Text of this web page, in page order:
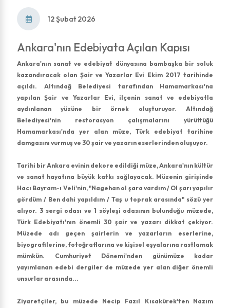
12 Şubat 2026
Ankara'nın Edebiyata Açılan Kapısı
Ankara'nın sanat ve edebiyat dünyasına bambaşka bir soluk
kazandıracak olan Şair ve Yazarlar Evi Ekim 2017 tarihinde
açıldı. Altındağ Belediyesi tarafından Hamamarkası'na
yapılan Şair ve Yazarlar Evi, ilçenin sanat ve edebiyatla
aydınlanan yüzüne bir örnek oluşturuyor. Altındağ
Belediyesi'nin restorasyon çalışmalarını yürüttüğü
Hamamarkası'nda yer alan müze, Türk edebiyat tarihine
damgasını vurmuş ve 30 şair ve yazarın eserlerinden oluşuyor.
Tarihi bir Ankara evinin dekore edildiği müze, Ankara'nın kültür
ve sanat hayatına büyük katkı sağlayacak. Müzenin girişinde
Hacı Bayram-ı Veli'nin, "Nagehan ol şara vardım / Ol şarı yapılır
gördüm / Ben dahi yapıldım / Taş u toprak arasında" sözü yer
alıyor. 3 sergi odası ve 1 söyleşi odasının bulunduğu müzede,
Türk Edebiyatı'nın önemli 30 şair ve yazarı dikkat çekiyor.
Müzede adı geçen şairlerin ve yazarların eserlerine,
biyografilerine, fotoğraflarına ve kişisel eşyalarına rastlamak
mümkün. Cumhuriyet Dönemi'nden günümüze kadar
yayımlanan edebi dergiler de müzede yer alan diğer önemli
unsurlar arasında...
Ziyaretçiler, bu müzede Necip Fazıl Kısakürek'ten Nazım